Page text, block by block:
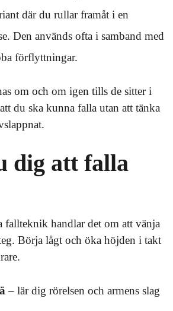
där du rullar framåt i en
Den används ofta i samband med
förflyttningar.
om och om igen tills de sitter i
du ska kunna falla utan att tänka
dig att falla
fallteknik handlar det om att vänja
Börja lågt och öka höjden i takt
– lär dig rörelsen och armens slag